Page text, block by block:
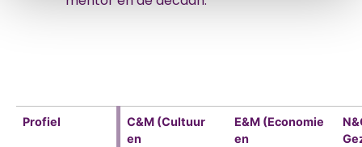
Profiel
C&M (Cultuur
en
E&M (Economie
en